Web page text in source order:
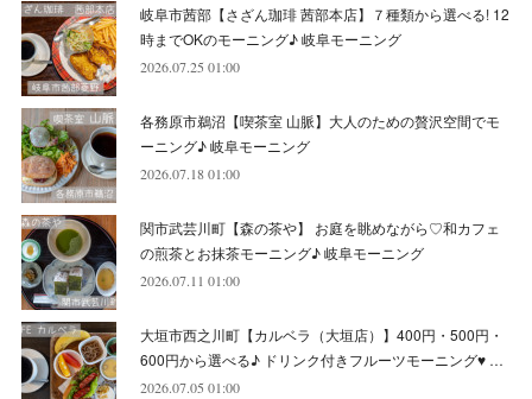
(8)
(6)
(9)
(2)
(1)
(8)
(4)
(7)
(4)
(4)
(10)
(10)
(6)
(7)
(6)
(5)
(6)
(8)
(8)
(8)
(8)
(9)
(9)
(9)
(7)
(11)
(12)
(16)
(9)
(13)
(8)
(6)
(12)
(6)
岐阜市茜部【さざん珈琲 茜部本店】７種類から選べる! 12
時までOKのモーニング♪ 岐阜モーニング
2026.07.25 01:00
各務原市鵜沼【喫茶室 山脈】大人のための贅沢空間でモ
ーニング♪ 岐阜モーニング
2026.07.18 01:00
関市武芸川町【森の茶や】 お庭を眺めながら♡和カフェ
の煎茶とお抹茶モーニング♪ 岐阜モーニング
2026.07.11 01:00
大垣市西之川町【カルベラ（大垣店）】400円・500円・
600円から選べる♪ ドリンク付きフルーツモーニング♥ …
2026.07.05 01:00